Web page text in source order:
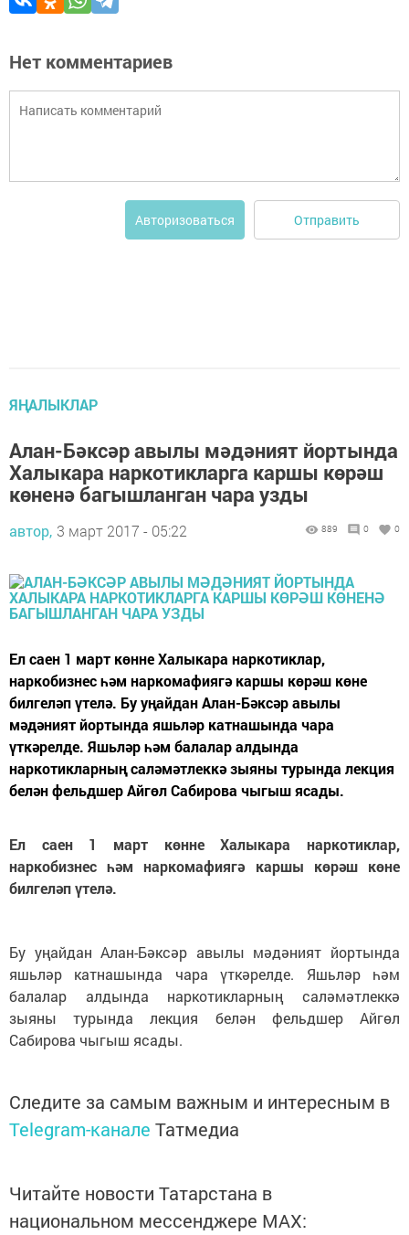
Нет комментариев
Авторизоваться Отправить
ЯҢАЛЫКЛАР
Алан-Бәксәр авылы мәдәният йортында
Халыкара наркотикларга каршы көрәш
көненә багышланган чара узды
автор, 3 март 2017 - 05:22 889 0 0
Ел саен 1 март көнне Халыкара наркотиклар,
наркобизнес һәм наркомафиягә каршы көрәш көне
билгеләп үтелә. Бу уңайдан Алан-Бәксәр авылы
мәдәният йортында яшьләр катнашында чара
үткәрелде. Яшьләр һәм балалар алдында
наркотикларның саләмәтлеккә зыяны турында лекция
белән фельдшер Айгөл Сабирова чыгыш ясады.
Ел саен 1 март көнне Халыкара наркотиклар,
наркобизнес һәм наркомафиягә каршы көрәш көне
билгеләп үтелә.
Бу уңайдан Алан-Бәксәр авылы мәдәният йортында
яшьләр катнашында чара үткәрелде. Яшьләр һәм
балалар алдында наркотикларның саләмәтлеккә
зыяны турында лекция белән фельдшер Айгөл
Сабирова чыгыш ясады.
Следите за самым важным и интересным в
Telegram-канале Татмедиа
Читайте новости Татарстана в
национальном мессенджере MАХ: